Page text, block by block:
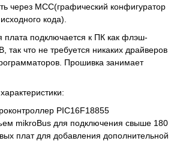
через MCC(графический конфигуратор
кода).
плата подключается к ПК как флэш-
так что не требуется никаких драйверов
Прошивка занимает
PIC16F18855
mikroBus для подключения свыше 180
плат для добавления дополнительной